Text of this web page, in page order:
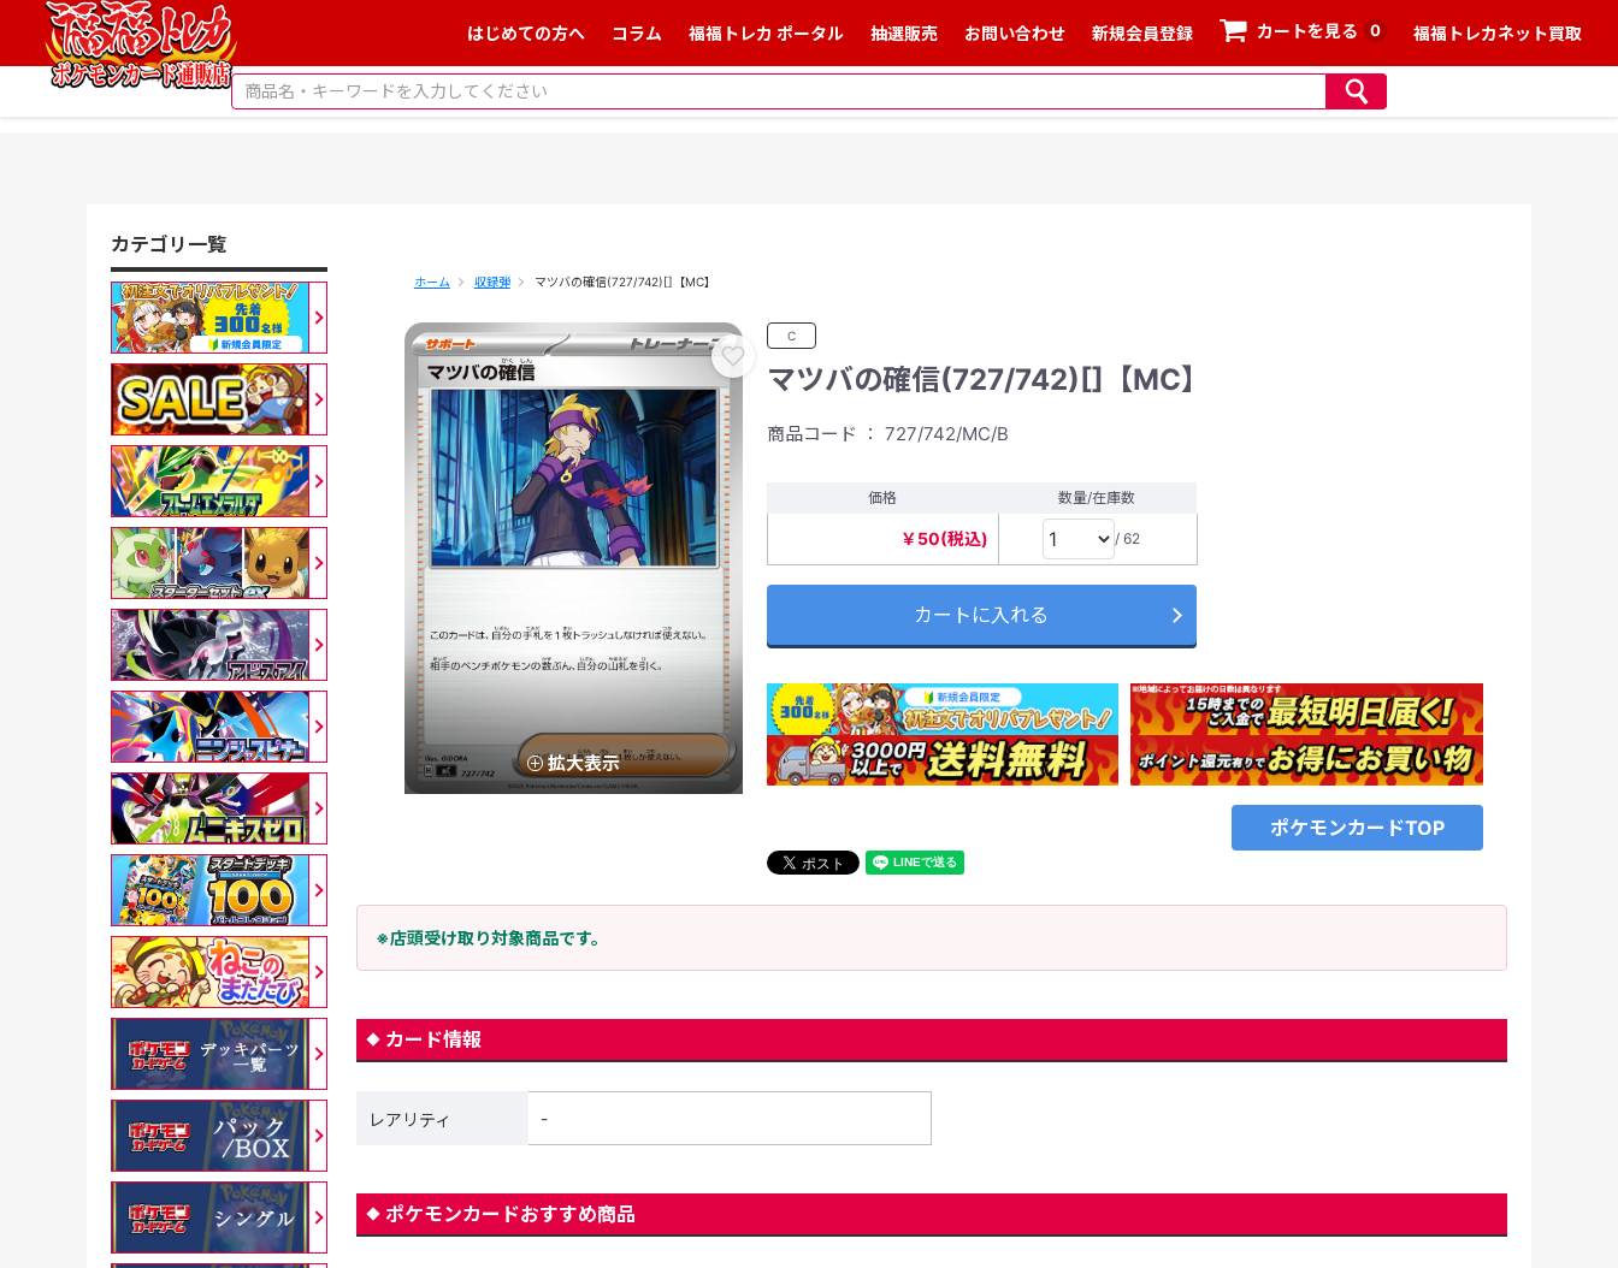
はじめての方へ コラム 福福トレカ ポータル 抽選販売 お問い合わせ 新規会員登録 カートを見る 0 福福トレカネット買取
ホーム 収録弾 マツバの確信(727/742)[]【MC】
拡大表示
C
マツバの確信(727/742)[]【MC】
商品コード ： 727/742/MC/B
価格 数量/在庫数
￥50(税込) / 62
カートに入れる
ポケモンカードTOP
※店頭受け取り対象商品です。
カード情報
レアリティ -
ポケモンカードおすすめ商品
カテゴリ一覧